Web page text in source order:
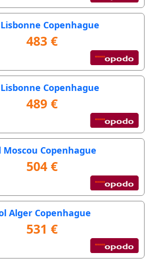
Copenhague
483 €
Copenhague
489 €
Moscou Copenhague
504 €
Alger Copenhague
531 €